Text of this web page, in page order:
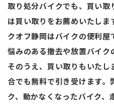
取り処分バイクでも、買い
は買い取りをお薦めいたしま
クオフ静岡はバイクの便利
悩みのある撤去や放置バイク
そのうえ、買い取りもいた
合でも無料で引き受けます。
ク、動かなくなったバイク、